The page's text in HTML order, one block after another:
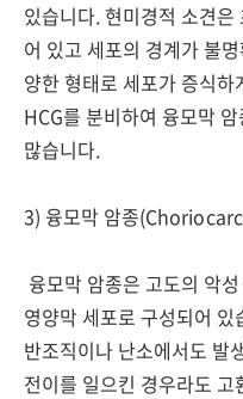
있습니다. 현미경적 소견
어 있고 세포의 경계가 불
양한 형태로 세포가 증식
HCG를 분비하여 융모막
많습니다.
3) 융모막 암종
융모막 암종은 고도의 악
영양막 세포로 구성되어
반조직이나 난소에서도 발
전이를 일으킨 경우라도